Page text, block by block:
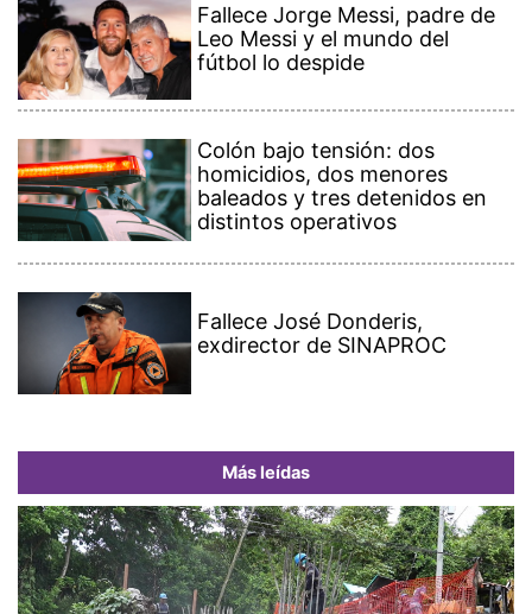
Fallece Jorge Messi, padre de
Leo Messi y el mundo del
fútbol lo despide
Colón bajo tensión: dos
homicidios, dos menores
baleados y tres detenidos en
distintos operativos
Fallece José Donderis,
exdirector de SINAPROC
Más leídas